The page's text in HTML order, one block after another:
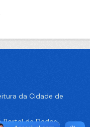
da Cidade de
Portal de Dados